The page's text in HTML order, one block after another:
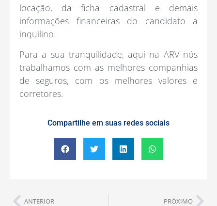
locação, da ficha cadastral e demais
informações financeiras do candidato a
inquilino.
Para a sua tranquilidade, aqui na ARV nós
trabalhamos com as melhores companhias
de seguros, com os melhores valores e
corretores.
Compartilhe em suas redes sociais
ANTERIOR PRÓXIMO